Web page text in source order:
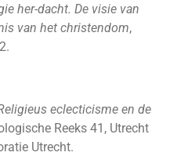
her-dacht. De visie van
van het christendom,
eclecticisme en de
Reeks 41, Utrecht
Utrecht.